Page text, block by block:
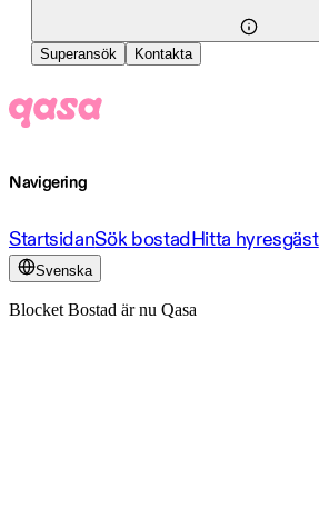
Superansök Kontakta
Navigering
StartsidanSök bostadHitta hyresgäst
Svenska
Blocket Bostad är nu Qasa